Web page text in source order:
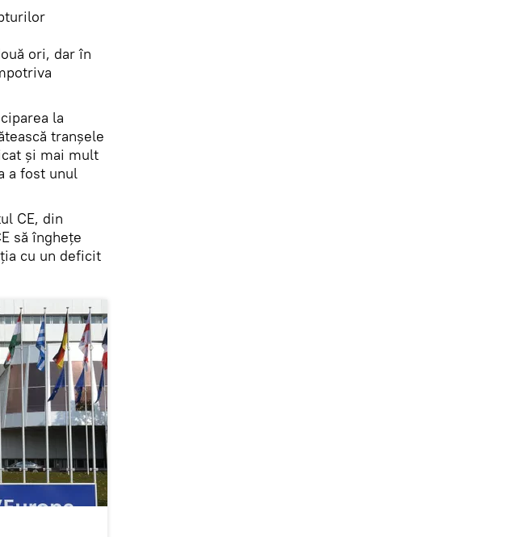
ori, dar în
la
tranșele
şi mai mult
a fost unul
CE, din
să înghețe
cu un deficit